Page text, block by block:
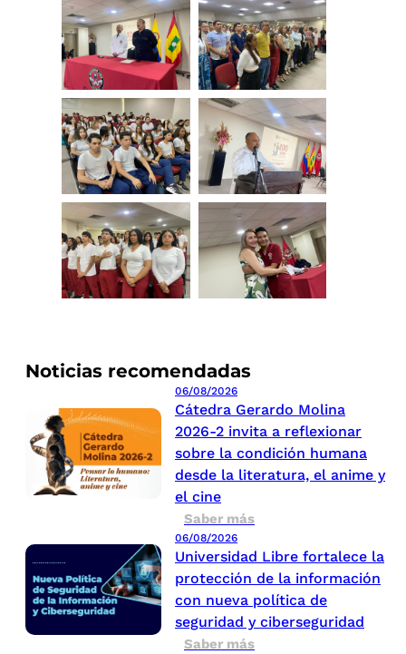
Noticias recomendadas
06/08/2026
Cátedra Gerardo Molina
2026-2 invita a reflexionar
sobre la condición humana
desde la literatura, el anime y
el cine
Saber más
06/08/2026
Universidad Libre fortalece la
protección de la información
con nueva política de
seguridad y ciberseguridad
Saber más